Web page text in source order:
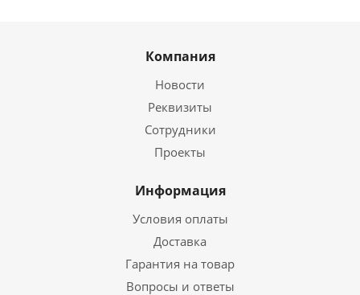
Компания
Новости
Реквизиты
Сотрудники
Проекты
Информация
Условия оплаты
Доставка
Гарантия на товар
Вопросы и ответы